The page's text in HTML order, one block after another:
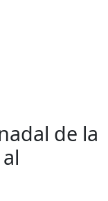
de la